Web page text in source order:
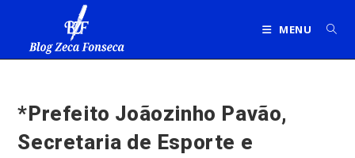
MENU
*Prefeito Joãozinho Pavão,
Secretaria de Esporte e